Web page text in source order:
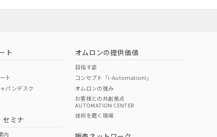
ト
ト
パンデスク
セミナ
内
オムロンの提供価値
目指す姿
コンセプト「i-Automation!」
オムロンの強み
お客様との共創拠点
AUTOMATION CENTER
技術を磨く現場